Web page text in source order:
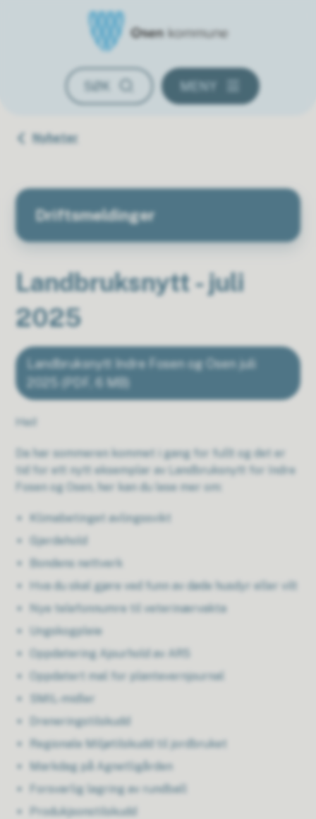
SØK MENY
Du er her:
Nyheter
Driftsmeldinger
Landbruksnytt - juli
2025
Landbruksnytt Indre Fosen og Osen juli
(PDF, 6 MB)
Hei!
Da har sommeren kommet i gang for fullt og det er
tid for ett nytt eksemplar av Landbruksnytt for Indre
Fosen og Osen, her kan du lese mer om:
Klimabetinget avlingssvikt
Gjerdehold
Bondens nettverk
Hva du skal gjøre ved funn av døde husdyr eller vilt
Nye telefonnumre til veterinærvakta
Ungskogpleie
Oppdatering Ajourhold av AR5
Oppdatert mal for plantevernjournal
SMIL-midler
Dreneringstilskudd
Regionale Miljøtilskudd til jordbruket
Markdag på Agnetligården
Forsvarlig lagring av rundball
Produkjsonstilskudd